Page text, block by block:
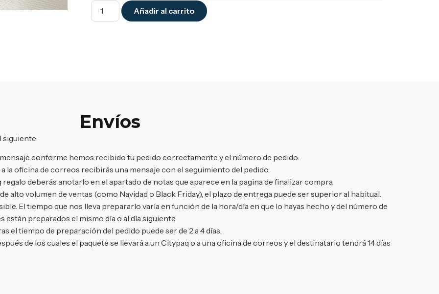
Añadir al carrito
Envíos
siguiente:
conforme hemos recibido tu pedido correctamente y el número de pedido.
la oficina de correos recibirás una mensaje con el seguimiento del pedido.
deberás anotarlo en el apartado de notas que aparece en la pagina de finalizar compra.
alto volumen de ventas (como Navidad o Black Friday), el plazo de entrega puede ser superior al habitual.
El tiempo que nos lleva prepararlo varía en función de la hora/día en que lo hayas hecho y del número de
preparados el mismo día o al día siguiente.
el tiempo de preparación del pedido puede ser de 2 a 4 días.
de los cuales el paquete se llevará a un Citypaq o a una oficina de correos y el destinatario tendrá 14 días